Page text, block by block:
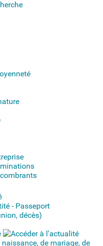
- Passeport
décès)
de mariage, de